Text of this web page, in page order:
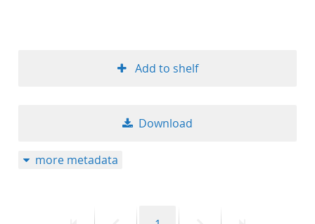
Add to shelf
Download
more metadata